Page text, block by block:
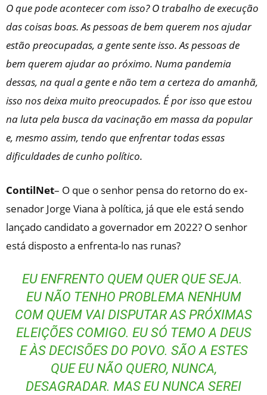
O que pode acontecer com isso? O trabalho de execução
das coisas boas. As pessoas de bem querem nos ajudar
estão preocupadas, a gente sente isso. As pessoas de
bem querem ajudar ao próximo. Numa pandemia
dessas, na qual a gente e não tem a certeza do amanhã,
isso nos deixa muito preocupados. É por isso que estou
na luta pela busca da vacinação em massa da popular
e, mesmo assim, tendo que enfrentar todas essas
dificuldades de cunho político.
ContilNet– O que o senhor pensa do retorno do ex-
senador Jorge Viana à política, já que ele está sendo
lançado candidato a governador em 2022? O senhor
está disposto a enfrenta-lo nas runas?
EU ENFRENTO QUEM QUER QUE SEJA.
EU NÃO TENHO PROBLEMA NENHUM
COM QUEM VAI DISPUTAR AS PRÓXIMAS
ELEIÇÕES COMIGO. EU SÓ TEMO A DEUS
E ÀS DECISÕES DO POVO. SÃO A ESTES
QUE EU NÃO QUERO, NUNCA,
DESAGRADAR. MAS EU NUNCA SEREI